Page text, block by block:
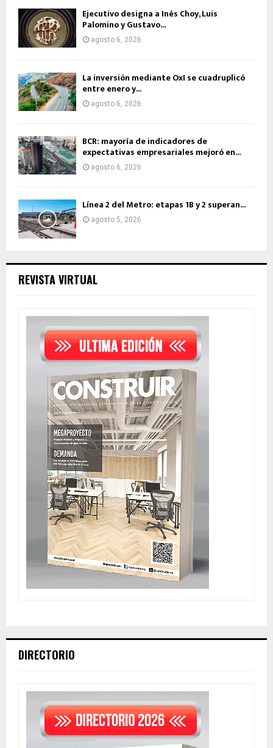
Ejecutivo designa a Inés Choy, Luis
Palomino y Gustavo...
agosto 6, 2026
La inversión mediante OxI se cuadruplicó
entre enero y...
agosto 6, 2026
BCR: mayoría de indicadores de
expectativas empresariales mejoró en...
agosto 6, 2026
Línea 2 del Metro: etapas 1B y 2 superan...
agosto 5, 2026
REVISTA VIRTUAL
DIRECTORIO